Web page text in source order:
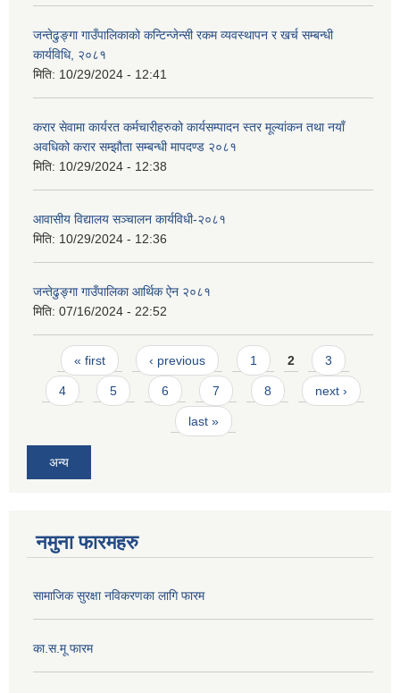
जन्तेढुङ्गा गाउँपालिकाको कन्टिन्जेन्सी रकम व्यवस्थापन र खर्च सम्बन्धी
कार्यविधि, २०८१
मिति: 10/29/2024 - 12:41
करार सेवामा कार्यरत कर्मचारीहरुको कार्यसम्पादन स्तर मूल्यांकन तथा नयाँ
अवधिको करार सम्झौता सम्बन्धी मापदण्ड २०८१
मिति: 10/29/2024 - 12:38
आवासीय विद्यालय सञ्चालन कार्यविधी-२०८१
मिति: 10/29/2024 - 12:36
जन्तेढुङ्गा गाउँपालिका आर्थिक ऐन २०८१
मिति: 07/16/2024 - 22:52
Pages
« first ‹ previous 1 2 3
4 5 6 7 8 next ›
last »
अन्य
नमुना फारमहरु
सामाजिक सुरक्षा नविकरणका लागि फारम
का.स.मू फारम